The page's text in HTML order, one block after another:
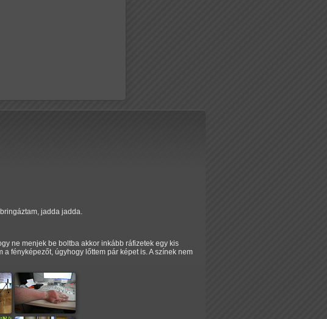
jadda jadda.
ne menjek be boltba akkor inkább ráfizetek egy kis
fényképezőt, úgyhogy lőttem pár képet is. A színek nem